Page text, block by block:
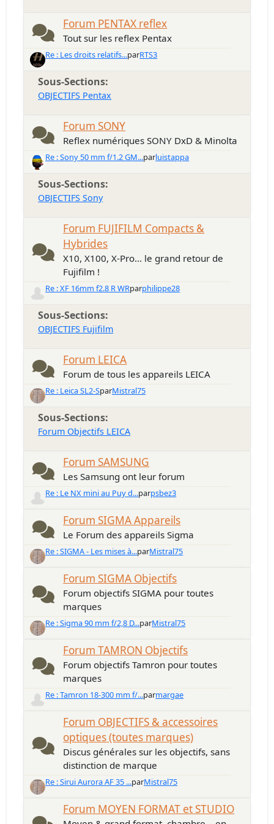
Forum PENTAX reflex
Tout sur les reflex Pentax
Re : Les droits relatifs...parRTS3
Sous-Sections
OBJECTIFS Pentax
Forum SONY
Reflex numériques SONY DxD & Minolta
Re : Sony 50 mm f/1.2 GM...parluistappa
Sous-Sections
OBJECTIFS Sony
Forum FUJIFILM Compacts &
Hybrides
X10, X100, X-Pro... le grand retour de
Fujifilm !
Re : XF 16mm f2.8 R WRparphilippe28
Sous-Sections
OBJECTIFS Fujifilm
Forum LEICA
Forum de tous les appareils LEICA
Re : Leica SL2-SparMistral75
Sous-Sections
Forum Objectifs LEICA
Forum SAMSUNG
Les Samsung ont leur forum
Re : Le NX mini au Puy d...parpsbez3
Forum SIGMA Appareils
Le Forum des appareils Sigma
Re : SIGMA - Les mises à...parMistral75
Forum SIGMA Objectifs
Forum objectifs SIGMA pour toutes
marques
Re : Sigma 90 mm f/2,8 D...parMistral75
Forum TAMRON Objectifs
Forum objectifs Tamron pour toutes
marques
Re : Tamron 18-300 mm f/...parmargae
Forum OBJECTIFS & accessoires
optiques (toutes marques)
Discus générales sur les objectifs, sans
distinction de marque
Re : Sirui Aurora AF 35 ...parMistral75
Forum MOYEN FORMAT et STUDIO